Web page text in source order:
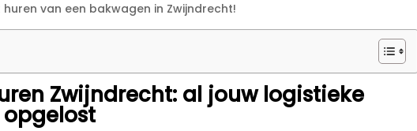
van een bakwagen in Zwijndrecht!
Zwijndrecht: al jouw logistieke